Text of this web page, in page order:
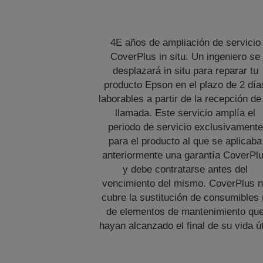
4E años de ampliación de servicio
CoverPlus in situ. Un ingeniero se
desplazará in situ para reparar tu
producto Epson en el plazo de 2
laborables a partir de la recepción
llamada. Este servicio amplía el
periodo de servicio exclusivamente
para el producto al que se aplicaba
anteriormente una garantía
y debe contratarse antes del
vencimiento del mismo. CoverPlus
cubre la sustitución de consumibles
de elementos de mantenimiento
hayan alcanzado el final de su vida